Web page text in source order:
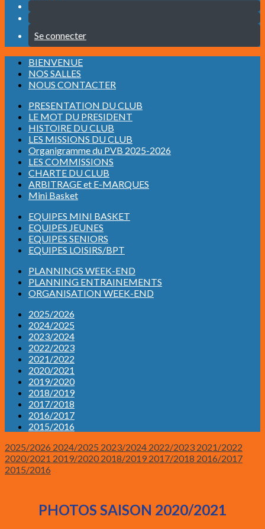
Se connecter
BIENVENUE
NOS SALLES
NOUS CONTACTER
PRESENTATION DU CLUB
LE MOT DU PRESIDENT
HISTOIRE DU CLUB
LES MISSIONS DU CLUB
Organigramme du PVB 2025-2026
LES COMMISSIONS
CHARTE DU CLUB
ARBITRAGE et E-MARQUES
Mini Basket
EQUIPES MINI BASKET
EQUIPES JEUNES
EQUIPES SENIORS
EQUIPES LOISIRS/BPT
PLANNINGS WEEK-END
PLANNING ENTRAINEMENTS
ORGANISATION WEEK-END
2025/2026
2024/2025
2023/2024
2022/2023
2021/2022
2020/2021
2019/2020
2018/2019
2017/2018
2016/2017
2015/2016
2025/2026 2024/2025 2023/2024 2022/2023 2021/2022
2020/2021 2019/2020 2018/2019 2017/2018 2016/2017
2015/2016
PHOTOS SAISON 2020/2021